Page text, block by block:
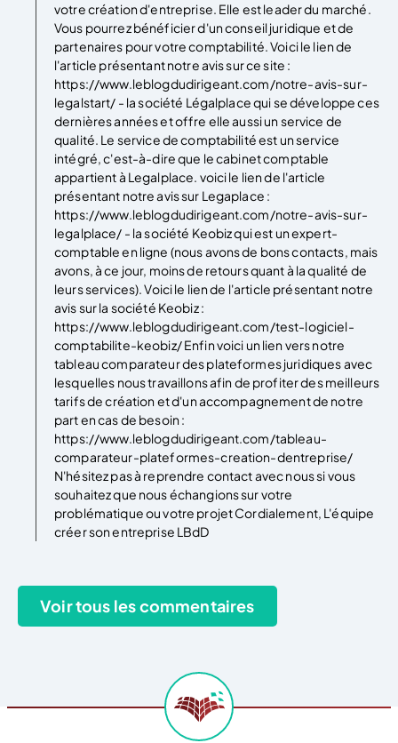
votre création d'entreprise. Elle est leader du marché.
Vous pourrez bénéficier d'un conseil juridique et de
partenaires pour votre comptabilité. Voici le lien de
l'article présentant notre avis sur ce site :
https://www.leblogdudirigeant.com/notre-avis-sur-
legalstart/ - la société Légalplace qui se développe ces
dernières années et offre elle aussi un service de
qualité. Le service de comptabilité est un service
intégré, c'est-à-dire que le cabinet comptable
appartient à Legalplace. voici le lien de l'article
présentant notre avis sur Legaplace :
https://www.leblogdudirigeant.com/notre-avis-sur-
legalplace/ - la société Keobiz qui est un expert-
comptable en ligne (nous avons de bons contacts, mais
avons, à ce jour, moins de retours quant à la qualité de
leurs services). Voici le lien de l'article présentant notre
avis sur la société Keobiz :
https://www.leblogdudirigeant.com/test-logiciel-
comptabilite-keobiz/ Enfin voici un lien vers notre
tableau comparateur des plateformes juridiques avec
lesquelles nous travaillons afin de profiter des meilleurs
tarifs de création et d'un accompagnement de notre
part en cas de besoin :
https://www.leblogdudirigeant.com/tableau-
comparateur-plateformes-creation-dentreprise/
N'hésitez pas à reprendre contact avec nous si vous
souhaitez que nous échangions sur votre
problématique ou votre projet Cordialement, L'équipe
créer son entreprise LBdD